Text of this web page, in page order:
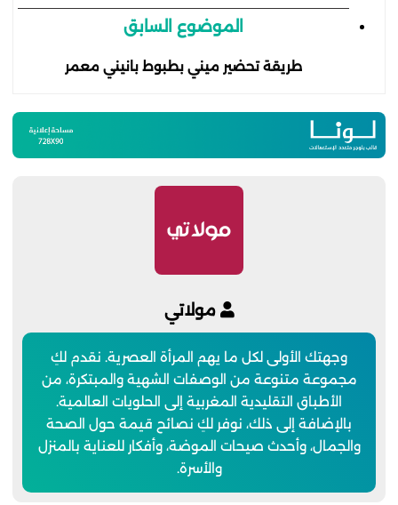
الموضوع السابق
طريقة تحضير ميني بطبوط بانيني معمر
مولاتي
وجهتك الأولى لكل ما يهم المرأة العصرية. نقدم لكِ
مجموعة متنوعة من الوصفات الشهية والمبتكرة، من
الأطباق التقليدية المغربية إلى الحلويات العالمية.
بالإضافة إلى ذلك، نوفر لكِ نصائح قيمة حول الصحة
والجمال، وأحدث صيحات الموضة، وأفكار للعناية بالمنزل
والأسرة.